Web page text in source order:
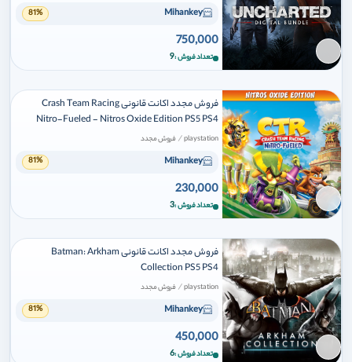
برای افزودن وارد شوید
Mihankey
81%
750,000
تعداد فروش 9
برای افزودن وارد شوید
فروش مجدد اکانت قانونی Crash Team Racing
Nitro-Fueled - Nitros Oxide Edition PS5 PS4
playstation
/ فروش مجدد
Mihankey
81%
230,000
تعداد فروش 3
برای افزودن وارد شوید
فروش مجدد اکانت قانونی Batman: Arkham
Collection PS5 PS4
playstation
/ فروش مجدد
Mihankey
81%
450,000
تعداد فروش 6